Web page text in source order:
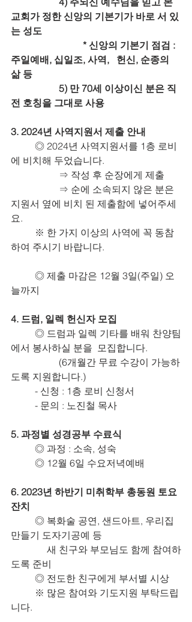
교회가 정한 신앙의 기본기가 바로 서 있
는 성도
주일예배, 십일조, 사역,   헌신, 순종의
삶 등
전 호칭을 그대로 사용
3. 2024년 사역지원서 제출 안내
에 비치해 두었습니다.
		⇒ 작성 후 순장에게 제출
지원서 옆에 비치 된 제출함에 넣어주세
요.
하여 주시기 바랍니다.
늘까지
4. 드럼, 일렉 헌신자 모집
에서 봉사하실 분을  모집합니다.
도록 지원합니다.)
	- 신청 : 1층 로비 신청서
	- 문의 : 노진철 목사
5. 과정별 성경공부 수료식
	◎ 과정 : 소속, 성숙
	◎ 12월 6일 수요저녁예배
6. 2023년 하반기 미취학부 총동원 토요
잔치
만들기 도자기공예 등
도록 준비
	◎ 전도한 친구에게 부서별 시상
니다.